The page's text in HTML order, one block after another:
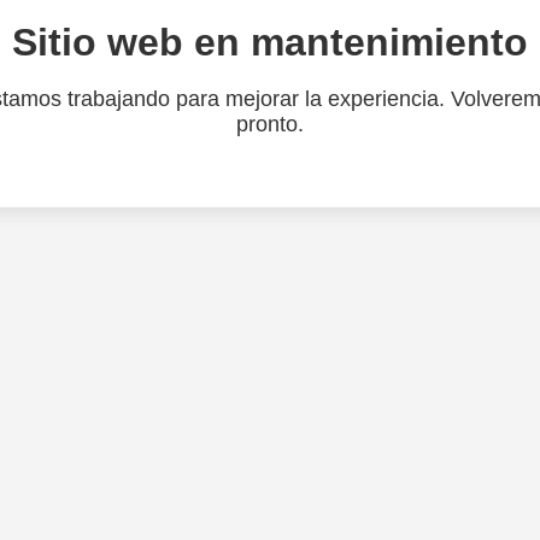
Sitio web en mantenimiento
trabajando para mejorar la experiencia.
pronto.